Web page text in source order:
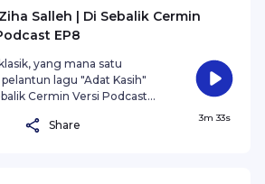
Salleh | Di Sebalik Cermin
EP8
yang mana satu
lagu "Adat Kasih"
Cermin Versi Podcast
Share
3m 33s